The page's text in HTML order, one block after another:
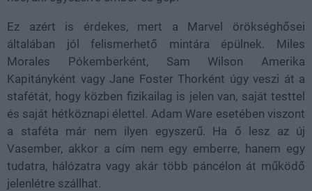
Ez azért is érdekes, mert a Marvel örökséghősei
általában jól felismerhető mintára épülnek. Miles
Morales Pókemberként, Sam Wilson Amerika
Kapitányként vagy Jane Foster Thorként úgy veszi át a
stafétát, hogy közben fizikailag is jelen van, saját testtel
és saját hétköznapi élettel. Adam Ware esetében viszont
a staféta már nem ilyen egyszerű. Ha ő lesz az új
Vasember, akkor a cím nem egy emberre, hanem egy
tudatra, hálózatra vagy akár több páncélon át működő
jelenlétre szállhat.